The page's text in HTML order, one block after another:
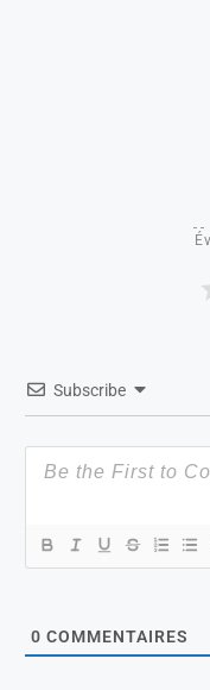
Subscribe
0 COMMENTAIRES